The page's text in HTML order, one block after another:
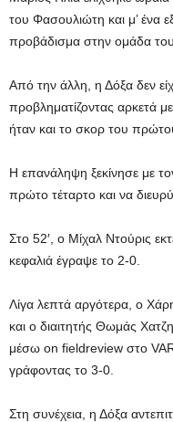
του Φασουλιώτη και μ’ ένα
προβάδισμα στην ομάδα
Από την άλλη, η Δόξα δεν
προβληματίζοντας αρκετά
ήταν και το σκορ του
Η επανάληψη ξεκίνησε με
πρώτο τέταρτο και να
Στο 52′, ο Μίχαλ Ντούρις
κεφαλιά έγραψε το 2-0.
Λίγα λεπτά αργότερα, ο
και ο διαιτητής Θωμάς
μέσω on fieldreview στο
γράφοντας το 3-0.
Στη συνέχεια, η Δόξα